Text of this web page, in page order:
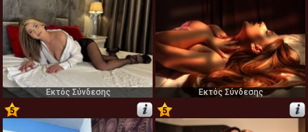
Εκτός Σύνδεσης
Εκτός Σύνδεσης
5
5
78